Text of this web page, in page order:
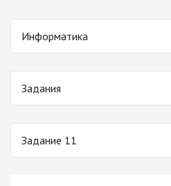
Информатика
Задания
Задание 11